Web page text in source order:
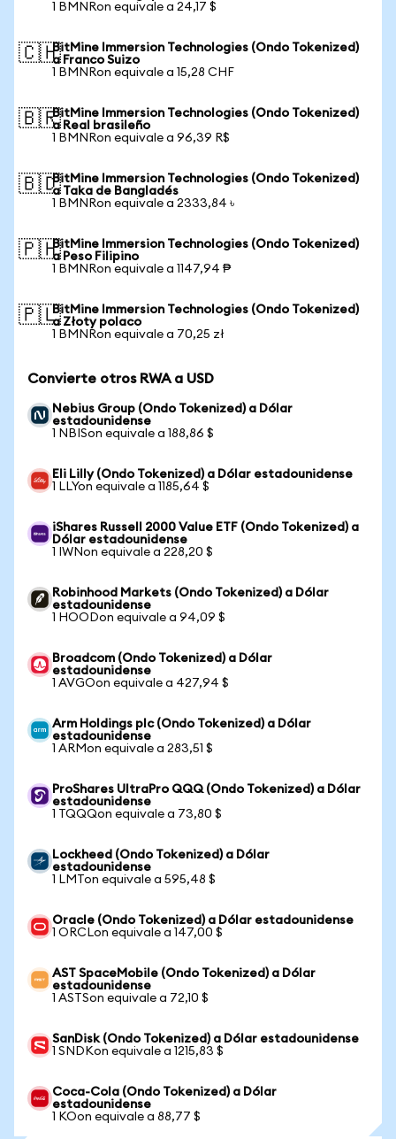
1 BMNRon equivale a 24,17 $
🇨🇭BitMine Immersion Technologies (Ondo Tokenized)
a Franco Suizo
1 BMNRon equivale a 15,28 CHF
🇧🇷BitMine Immersion Technologies (Ondo Tokenized)
a Real brasileño
1 BMNRon equivale a 96,39 R$
🇧🇩BitMine Immersion Technologies (Ondo Tokenized)
a Taka de Bangladés
1 BMNRon equivale a 2333,84 ৳
🇵🇭BitMine Immersion Technologies (Ondo Tokenized)
a Peso Filipino
1 BMNRon equivale a 1147,94 ₱
🇵🇱BitMine Immersion Technologies (Ondo Tokenized)
a Złoty polaco
1 BMNRon equivale a 70,25 zł
Convierte otros RWA a USD
Nebius Group (Ondo Tokenized) a Dólar
estadounidense
1 NBISon equivale a 188,86 $
Eli Lilly (Ondo Tokenized) a Dólar estadounidense
1 LLYon equivale a 1185,64 $
iShares Russell 2000 Value ETF (Ondo Tokenized) a
Dólar estadounidense
1 IWNon equivale a 228,20 $
Robinhood Markets (Ondo Tokenized) a Dólar
estadounidense
1 HOODon equivale a 94,09 $
Broadcom (Ondo Tokenized) a Dólar
estadounidense
1 AVGOon equivale a 427,94 $
Arm Holdings plc (Ondo Tokenized) a Dólar
estadounidense
1 ARMon equivale a 283,51 $
ProShares UltraPro QQQ (Ondo Tokenized) a Dólar
estadounidense
1 TQQQon equivale a 73,80 $
Lockheed (Ondo Tokenized) a Dólar
estadounidense
1 LMTon equivale a 595,48 $
Oracle (Ondo Tokenized) a Dólar estadounidense
1 ORCLon equivale a 147,00 $
AST SpaceMobile (Ondo Tokenized) a Dólar
estadounidense
1 ASTSon equivale a 72,10 $
SanDisk (Ondo Tokenized) a Dólar estadounidense
1 SNDKon equivale a 1215,83 $
Coca-Cola (Ondo Tokenized) a Dólar
estadounidense
1 KOon equivale a 88,77 $